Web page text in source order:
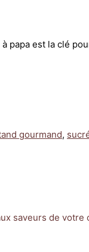
papa est la clé
gourmand,
saveurs de